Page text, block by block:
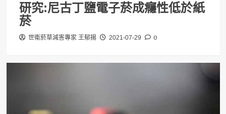
研究:尼古丁鹽電子菸成癮性低於紙
菸
世衛菸草減害專家 王郁揚 2021-07-29 0